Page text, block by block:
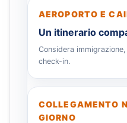
AEROPORTO E
Un itinerario
Considera
check-in.
COLLEGAMENTO
GIORNO